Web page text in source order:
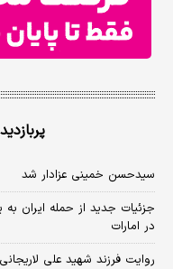
سیدحسن خمینی عزادار شد
جزئیات جدید از حمله ایران
در امارات
روایت فرزند شهید علی